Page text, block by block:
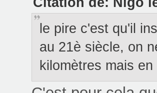
le pire c'est qu'il
au 21è siècle, on
kilomètres mais